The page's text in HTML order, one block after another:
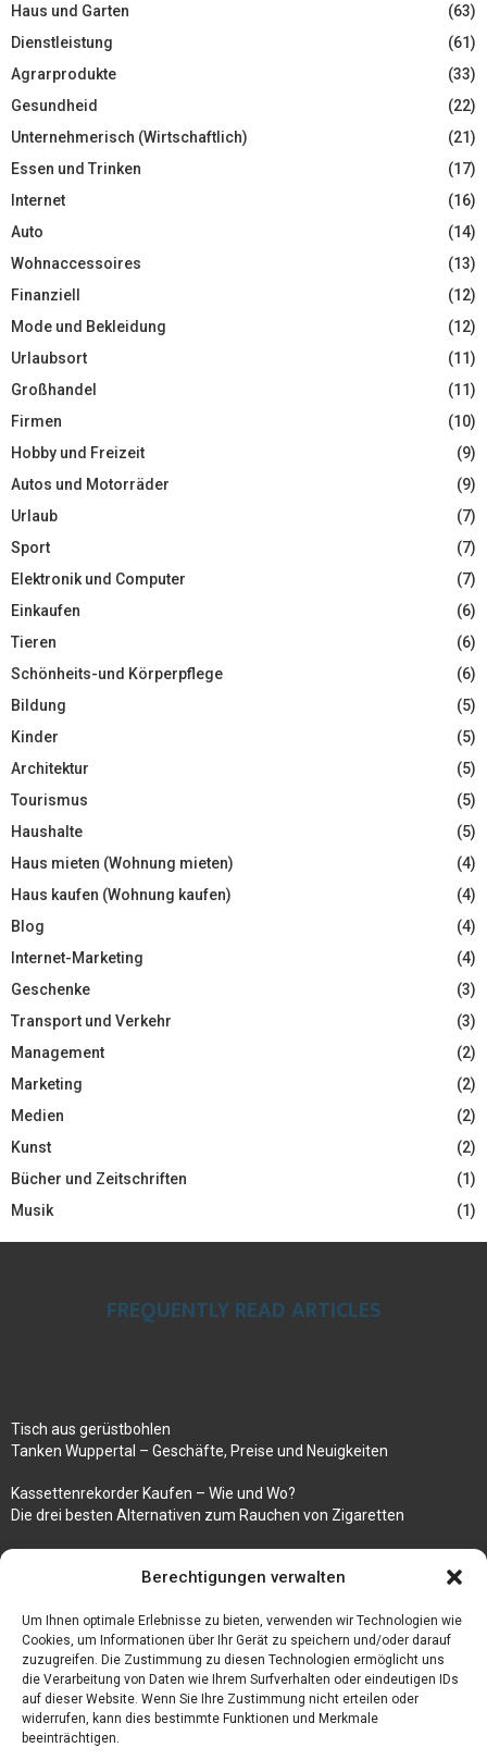
Berechtigungen verwalten
Um Ihnen optimale Erlebnisse zu bieten, verwenden wir Technologien wie
Cookies, um Informationen über Ihr Gerät zu speichern und/oder darauf
zuzugreifen. Die Zustimmung zu diesen Technologien ermöglicht uns
die Verarbeitung von Daten wie Ihrem Surfverhalten oder eindeutigen IDs
auf dieser Website. Wenn Sie Ihre Zustimmung nicht erteilen oder
widerrufen, kann dies bestimmte Funktionen und Merkmale
beeinträchtigen.
Haus und Garten
(63)
Dienstleistung
(61)
Agrarprodukte
(33)
Gesundheid
(22)
Unternehmerisch (Wirtschaftlich)
(21)
Essen und Trinken
(17)
Internet
(16)
Auto
(14)
Wohnaccessoires
(13)
Finanziell
(12)
Mode und Bekleidung
(12)
Urlaubsort
(11)
Großhandel
(11)
Firmen
(10)
Hobby und Freizeit
(9)
Autos und Motorräder
(9)
Urlaub
(7)
Sport
(7)
Elektronik und Computer
(7)
Einkaufen
(6)
Tieren
(6)
Schönheits-und Körperpflege
(6)
Bildung
(5)
Kinder
(5)
Architektur
(5)
Tourismus
(5)
Haushalte
(5)
Haus mieten (Wohnung mieten)
(4)
Haus kaufen (Wohnung kaufen)
(4)
Blog
(4)
Internet-Marketing
(4)
Geschenke
(3)
Transport und Verkehr
(3)
Management
(2)
Marketing
(2)
Medien
(2)
Kunst
(2)
Bücher und Zeitschriften
(1)
Musik
(1)
FREQUENTLY READ ARTICLES
Tisch aus gerüstbohlen
Tanken Wuppertal – Geschäfte, Preise und Neuigkeiten
Kassettenrekorder Kaufen – Wie und Wo?
Die drei besten Alternativen zum Rauchen von Zigaretten
Rezepte für gekochte Süßkartoffeln
Gönnen Sie sich bedruckte Fliesen mit einem eigenen Bild